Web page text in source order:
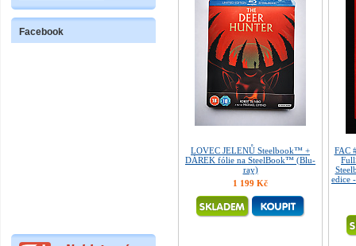
Facebook
LOVEC JELENŮ Steelbook™ +
DÁREK fólie na SteelBook™ (Blu-
ray)
1 199 Kč
FAC
edice